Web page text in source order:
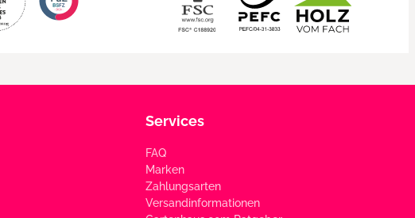
Services
FAQ
Marken
Zahlungsarten
Versandinformationen